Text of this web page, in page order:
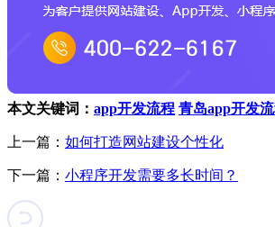
本文关键词： app开发流程 青岛app开发
上一篇： 如何打造网站建设个性化
下一篇： 小程序开发需要多长时间？